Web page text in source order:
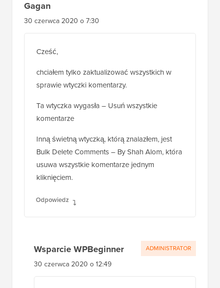
Gagan
30 czerwca 2020 o 7:30
Cześć,
chciałem tylko zaktualizować wszystkich w
sprawie wtyczki komentarzy.
Ta wtyczka wygasła – Usuń wszystkie
komentarze
Inną świetną wtyczką, którą znalazłem, jest
Bulk Delete Comments – By Shah Alom, która
usuwa wszystkie komentarze jednym
kliknięciem.
Odpowiedz
Wsparcie WPBeginner
30 czerwca 2020 o 12:49
ADMINISTRATOR